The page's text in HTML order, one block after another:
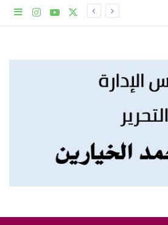
‫YouTube